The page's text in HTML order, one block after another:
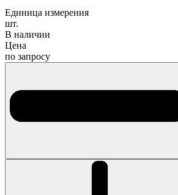
Единица измерения
шт.
В наличии
Цена
по запросу